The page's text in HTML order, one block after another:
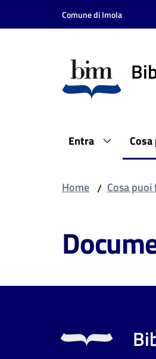
Vai al contenuto
Vai alla navigazione
Comune di Imola
Entra
Home / Cosa puoi